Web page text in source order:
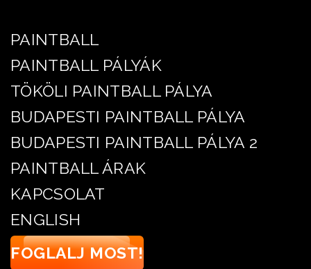
PAINTBALL
PAINTBALL PÁLYÁK
TÖKÖLI PAINTBALL PÁLYA
BUDAPESTI PAINTBALL PÁLYA
BUDAPESTI PAINTBALL PÁLYA 2
PAINTBALL ÁRAK
KAPCSOLAT
ENGLISH
FOGLALJ MOST!